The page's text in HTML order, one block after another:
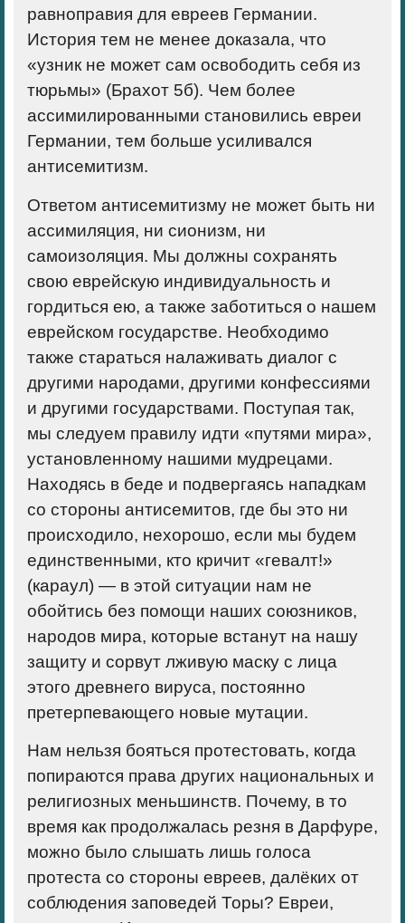
равноправия для евреев Германии.
История тем не менее доказала, что
«узник не может сам освободить себя из
тюрьмы» (Брахот 5б). Чем более
ассимилированными становились евреи
Германии, тем больше усиливался
антисемитизм.
Ответом антисемитизму не может быть ни
ассимиляция, ни сионизм, ни
самоизоляция. Мы должны сохранять
свою еврейскую индивидуальность и
гордиться ею, а также заботиться о нашем
еврейском государстве. Необходимо
также стараться налаживать диалог с
другими народами, другими конфессиями
и другими государствами. Поступая так,
мы следуем правилу идти «путями мира»,
установленному нашими мудрецами.
Находясь в беде и подвергаясь нападкам
со стороны антисемитов, где бы это ни
происходило, нехорошо, если мы будем
единственными, кто кричит «гевалт!»
(караул) — в этой ситуации нам не
обойтись без помощи наших союзников,
народов мира, которые встанут на нашу
защиту и сорвут лживую маску с лица
этого древнего вируса, постоянно
претерпевающего новые мутации.
Нам нельзя бояться протестовать, когда
попираются права других национальных и
религиозных меньшинств. Почему, в то
время как продолжалась резня в Дарфуре,
можно было слышать лишь голоса
протеста со стороны евреев, далёких от
соблюдения заповедей Торы? Евреи,